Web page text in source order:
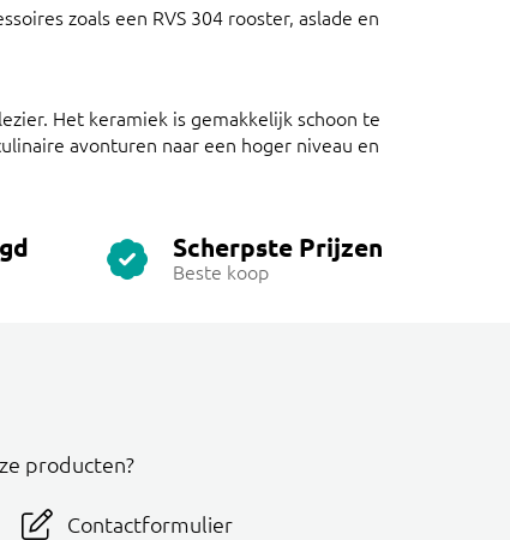
zoals een RVS 304 rooster, aslade en
Het keramiek is gemakkelijk schoon te
avonturen naar een hoger niveau en
Scherpste Prijzen
Beste koop
producten?
Contactformulier